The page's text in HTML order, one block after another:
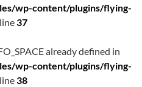
wp-content/plugins/flying-
37
already defined in
wp-content/plugins/flying-
38